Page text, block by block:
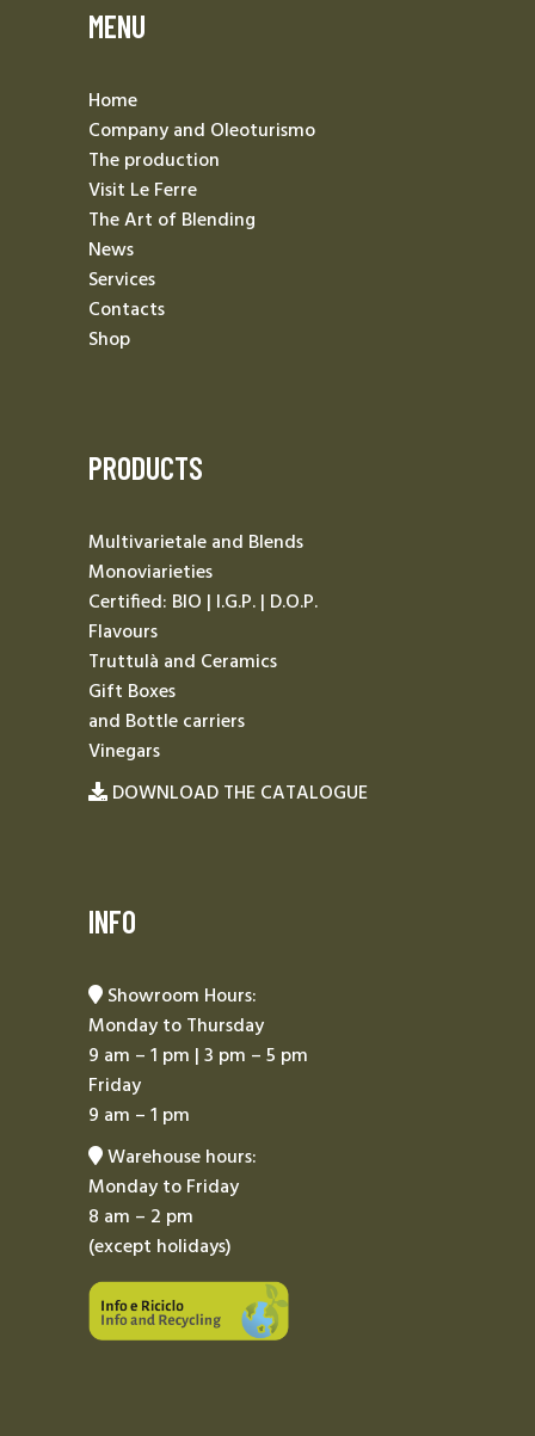
MENU
Home
Company and Oleoturismo
The production
Visit Le Ferre
The Art of Blending
News
Services
Contacts
Shop
PRODUCTS
Multivarietale and Blends
Monoviarieties
Certified: BIO | I.G.P. | D.O.P.
Flavours
Truttulà and Ceramics
Gift Boxes
and Bottle carriers
Vinegars
DOWNLOAD THE CATALOGUE
INFO
Showroom Hours:
Monday to Thursday
9 am – 1 pm | 3 pm – 5 pm
Friday
9 am – 1 pm
Warehouse hours:
Monday to Friday
8 am – 2 pm
(except holidays)